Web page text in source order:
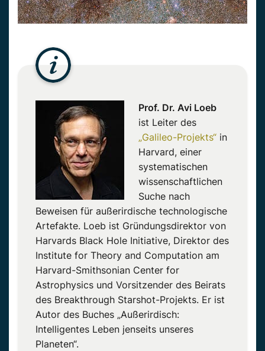
Prof. Dr. Avi Loeb
ist Leiter des
„Galileo-Projekts“ in
Harvard, einer
systematischen
wissenschaftlichen
Suche nach
Beweisen für außerirdische technologische
Artefakte. Loeb ist Gründungsdirektor von
Harvards Black Hole Initiative, Direktor des
Institute for Theory and Computation am
Harvard-Smithsonian Center for
Astrophysics und Vorsitzender des Beirats
des Breakthrough Starshot-Projekts. Er ist
Autor des Buches „Außerirdisch:
Intelligentes Leben jenseits unseres
Planeten“.